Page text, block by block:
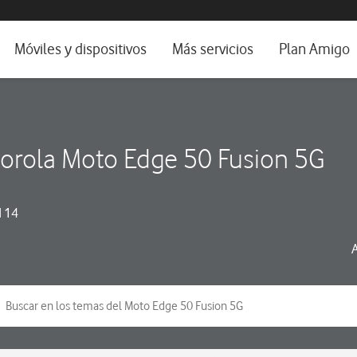
e idioma
Móviles y dispositivos
Ver todos
Más servicios Plan Amigo
Moto Edge 50 Fusion 5G
14